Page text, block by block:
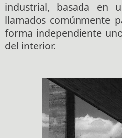
industrial, basada en
llamados comúnmente
forma independiente
del interior.